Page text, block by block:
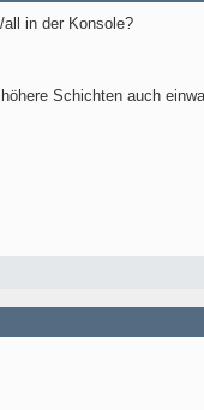
in der Konsole?
Schichten auch